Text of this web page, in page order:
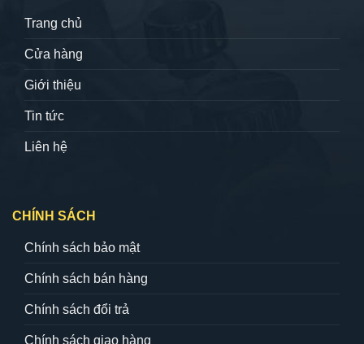
Trang chủ
Cửa hàng
Giới thiệu
Tin tức
Liên hệ
CHÍNH SÁCH
Chính sách bảo mật
Chính sách bán hàng
Chính sách đổi trả
Chính sách giao hàng